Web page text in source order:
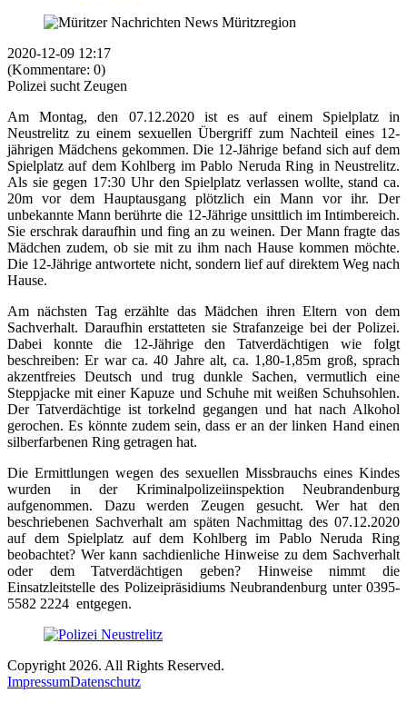
2020-12-09 12:17
(Kommentare: 0)
Polizei sucht Zeugen
Am Montag, den 07.12.2020 ist es auf einem Spielplatz in
Neustrelitz zu einem sexuellen Übergriff zum Nachteil eines 12-
jährigen Mädchens gekommen. Die 12-Jährige befand sich auf dem
Spielplatz auf dem Kohlberg im Pablo Neruda Ring in Neustrelitz.
Als sie gegen 17:30 Uhr den Spielplatz verlassen wollte, stand ca.
20m vor dem Hauptausgang plötzlich ein Mann vor ihr. Der
unbekannte Mann berührte die 12-Jährige unsittlich im Intimbereich.
Sie erschrak daraufhin und fing an zu weinen. Der Mann fragte das
Mädchen zudem, ob sie mit zu ihm nach Hause kommen möchte.
Die 12-Jährige antwortete nicht, sondern lief auf direktem Weg nach
Hause.
Am nächsten Tag erzählte das Mädchen ihren Eltern von dem
Sachverhalt. Daraufhin erstatteten sie Strafanzeige bei der Polizei.
Dabei konnte die 12-Jährige den Tatverdächtigen wie folgt
beschreiben: Er war ca. 40 Jahre alt, ca. 1,80-1,85m groß, sprach
akzentfreies Deutsch und trug dunkle Sachen, vermutlich eine
Steppjacke mit einer Kapuze und Schuhe mit weißen Schuhsohlen.
Der Tatverdächtige ist torkelnd gegangen und hat nach Alkohol
gerochen. Es könnte zudem sein, dass er an der linken Hand einen
silberfarbenen Ring getragen hat.
Die Ermittlungen wegen des sexuellen Missbrauchs eines Kindes
wurden in der Kriminalpolizeiinspektion Neubrandenburg
aufgenommen. Dazu werden Zeugen gesucht. Wer hat den
beschriebenen Sachverhalt am späten Nachmittag des 07.12.2020
auf dem Spielplatz auf dem Kohlberg im Pablo Neruda Ring
beobachtet? Wer kann sachdienliche Hinweise zu dem Sachverhalt
oder dem Tatverdächtigen geben? Hinweise nimmt die
Einsatzleitstelle des Polizeipräsidiums Neubrandenburg unter 0395-
5582 2224 entgegen.
Copyright 2026. All Rights Reserved.
ImpressumDatenschutz